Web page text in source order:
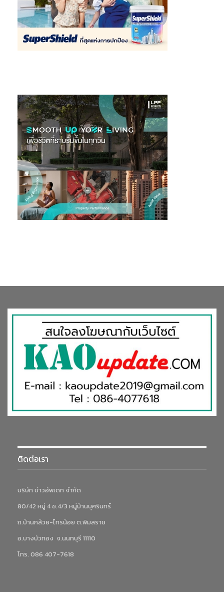
ติดต่อเรา
บริษัท ข่าวอัพเดท จำกัด
80/42 หมู่ 4 ซ.4/3 หมู่บ้านบุศรินทร์
ถ.บ้านกล้วย-ไทรน้อย ต.พิมลราช
อ.บางบัวทอง จ.นนทบุรี 11110
โทร. 086 407-7618